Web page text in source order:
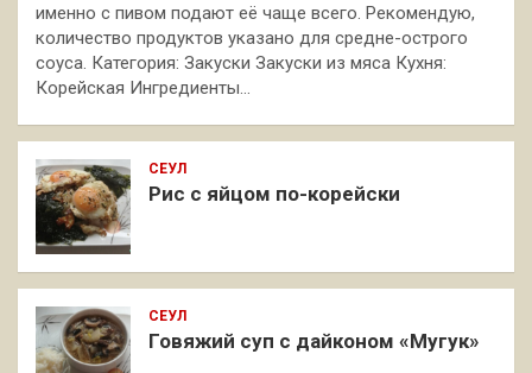
именно с пивом подают её чаще всего. Рекомендую,
количество продуктов указано для средне-острого
соуса. Категория: Закуски Закуски из мяса Кухня:
Корейская Ингредиенты…
СЕУЛ
Рис с яйцом по-корейски
СЕУЛ
Говяжий суп с дайконом «Мугук»